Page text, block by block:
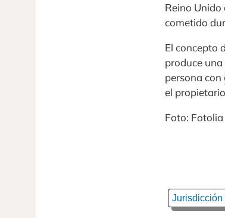
Reino Unido
cometido
El concepto
produce
persona con
el
Foto:
Jurisdicción